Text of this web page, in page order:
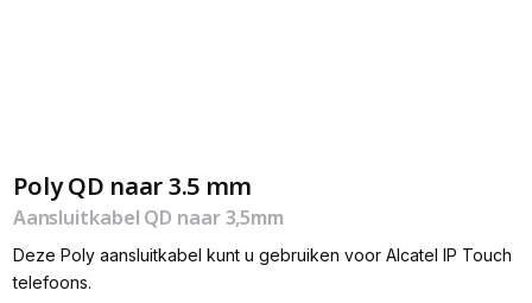
Poly QD naar 3.5 mm
Aansluitkabel QD naar 3,5mm
Deze Poly aansluitkabel kunt u gebruiken voor Alcatel IP Touch
telefoons.